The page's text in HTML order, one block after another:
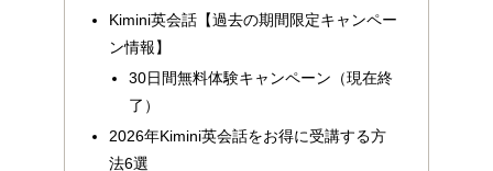
Kimini英会話【過去の期間限定キャンペー
ン情報】
30日間無料体験キャンペーン（現在終
了）
2026年Kimini英会話をお得に受講する方
法6選